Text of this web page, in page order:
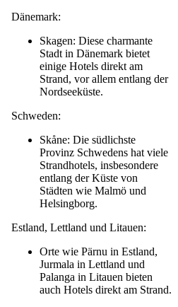
Dänemark:
Skagen: Diese charmante
Stadt in Dänemark bietet
einige Hotels direkt am
Strand, vor allem entlang der
Nordseeküste.
Schweden:
Skåne: Die südlichste
Provinz Schwedens hat viele
Strandhotels, insbesondere
entlang der Küste von
Städten wie Malmö und
Helsingborg.
Estland, Lettland und Litauen:
Orte wie Pärnu in Estland,
Jurmala in Lettland und
Palanga in Litauen bieten
auch Hotels direkt am Strand.